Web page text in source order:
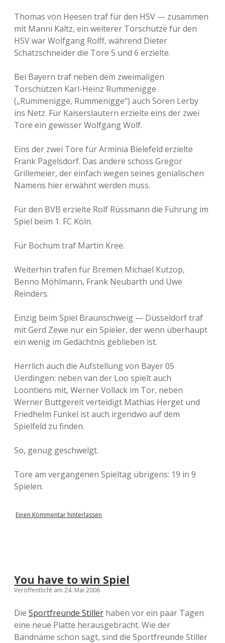
Thomas von Heesen traf für den HSV — zusammen
mit Manni Kaltz, ein weiterer Torschütze für den
HSV war Wolfgang Rolff, während Dieter
Schatzschneider die Tore 5 und 6 erzielte.
Bei Bayern traf neben dem zweimaligen
Torschützen Karl-Heinz Rummenigge
(„Rummenigge, Rummenigge“) auch Sören Lerby
ins Netz. Für Kaiserslautern erzielte eins der zwei
Tore ein gewisser Wolfgang Wolf.
Eins der zwei Tore für Arminia Bielefeld erzielte
Frank Pagelsdorf. Das andere schoss Gregor
Grillemeier, der einfach wegen seines genialischen
Namens hier erwähnt werden muss.
Für den BVB erzielte Rolf Rüssmann die Führung im
Spiel beim 1. FC Köln.
Für Bochum traf Martin Kree.
Weiterhin trafen für Bremen Michael Kutzop,
Benno Möhlmann, Frank Neubarth und Uwe
Reinders.
Einzig beim Spiel Braunschweig — Düsseldorf traf
mit Gerd Zewe nur ein Spieler, der wenn überhaupt
ein wenig im Gedächtnis geblieben ist.
Herrlich auch die Aufstellung von Bayer 05
Uerdingen: neben van der Loo spielt auch
Loontiens mit, Werner Vollack im Tor, neben
Werner Buttgereit verteidigt Mathias Herget und
Friedhelm Funkel ist auch irgendwo auf dem
Spielfeld zu finden.
So, genug geschwelgt.
Tore am vergangenen Spieltag übrigens: 19 in 9
Spielen.
Einen Kommentar hinterlassen
You have to win Spiel
Veröffentlicht am 24. Mai 2006
Die Sportfreunde Stiller haben vor ein paar Tagen
eine neue Platte herausgebracht. Wie der
Bandname schon sagt, sind die Sportfreunde Stiller